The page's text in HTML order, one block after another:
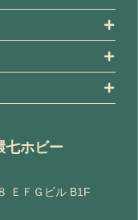
七ホビー
ＥＦＧビル B1F